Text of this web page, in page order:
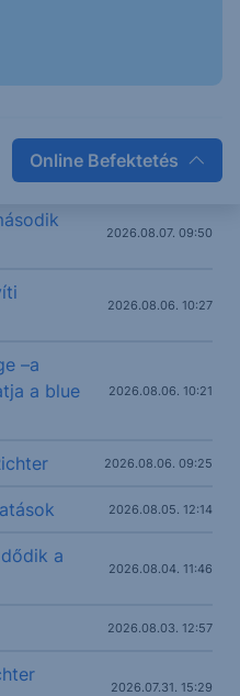
Online Befektetés
2026.08.07. 09:50
2026.08.06. 10:27
–a
a blue
2026.08.06. 10:21
2026.08.06. 09:25
2026.08.05. 12:14
a
2026.08.04. 11:46
2026.08.03. 12:57
2026.07.31. 15:29